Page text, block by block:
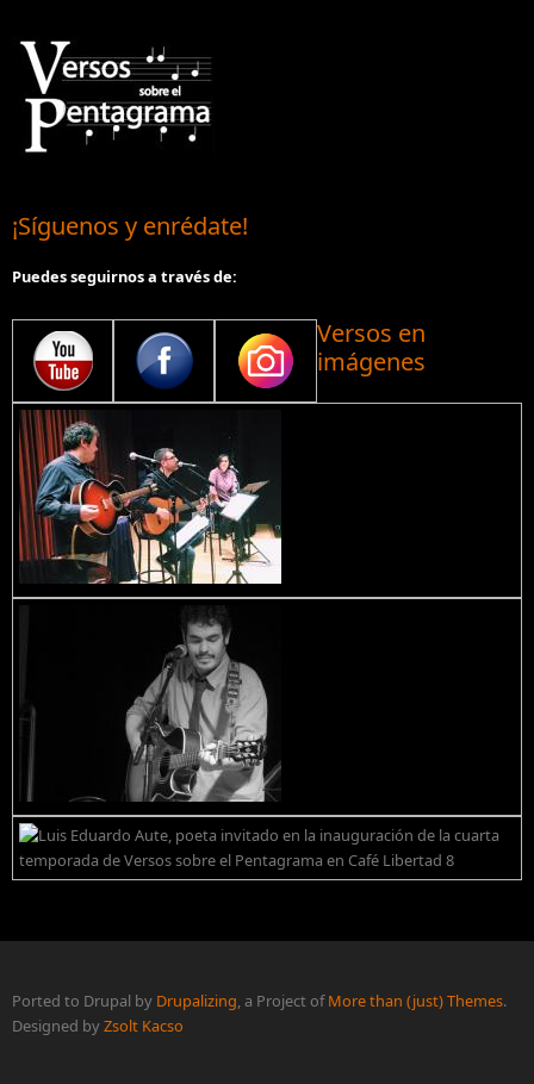
¡Síguenos y enrédate!
Puedes seguirnos a través de:
Versos en
imágenes
Ported to Drupal by Drupalizing, a Project ofMore than (just) Themes.
Designed byZsolt Kacso